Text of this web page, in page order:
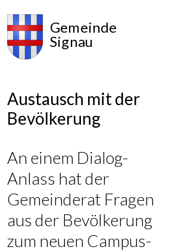
Gemeinde
Signau
Austausch mit der
Bevölkerung
An einem Dialog-
Anlass hat der
Gemeinderat Fragen
aus der Bevölkerung
zum neuen Campus-